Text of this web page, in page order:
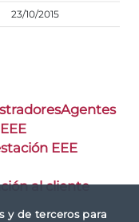
y de terceros para
23/10/2015
Agentes
EEE
al cliente